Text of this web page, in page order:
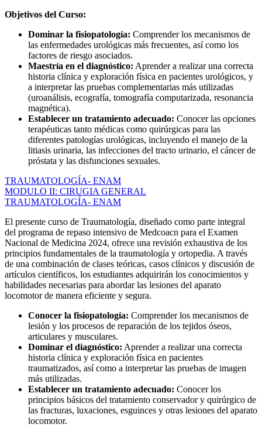
Objetivos del Curso:
Dominar la fisiopatología: Comprender los mecanismos de
las enfermedades urológicas más frecuentes, así como los
factores de riesgo asociados.
Maestría en el diagnóstico: Aprender a realizar una correcta
historia clínica y exploración física en pacientes urológicos, y
a interpretar las pruebas complementarias más utilizadas
(uroanálisis, ecografía, tomografía computarizada, resonancia
magnética).
Establecer un tratamiento adecuado: Conocer las opciones
terapéuticas tanto médicas como quirúrgicas para las
diferentes patologías urológicas, incluyendo el manejo de la
litiasis urinaria, las infecciones del tracto urinario, el cáncer de
próstata y las disfunciones sexuales.
TRAUMATOLOGÍA- ENAM
MODULO II: CIRUGIA GENERAL
TRAUMATOLOGÍA- ENAM
El presente curso de Traumatología, diseñado como parte integral
del programa de repaso intensivo de Medcoacn para el Examen
Nacional de Medicina 2024, ofrece una revisión exhaustiva de los
principios fundamentales de la traumatología y ortopedia. A través
de una combinación de clases teóricas, casos clínicos y discusión de
artículos científicos, los estudiantes adquirirán los conocimientos y
habilidades necesarias para abordar las lesiones del aparato
locomotor de manera eficiente y segura.
Conocer la fisiopatología: Comprender los mecanismos de
lesión y los procesos de reparación de los tejidos óseos,
articulares y musculares.
Dominar el diagnóstico: Aprender a realizar una correcta
historia clínica y exploración física en pacientes
traumatizados, así como a interpretar las pruebas de imagen
más utilizadas.
Establecer un tratamiento adecuado: Conocer los
principios básicos del tratamiento conservador y quirúrgico de
las fracturas, luxaciones, esguinces y otras lesiones del aparato
locomotor.